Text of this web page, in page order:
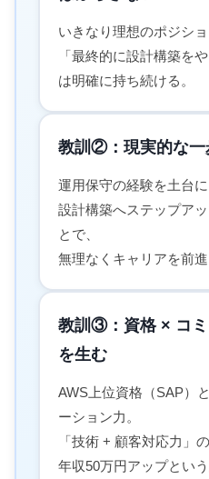
いきなり理想のポジシ
「最終的に設計構築を
は明確に持ち続ける。
教訓②：現実的な一
運用保守の経験を土台に
設計構築へステップア
とで、
無理なくキャリアを前進
教訓③：資格 × コ
を生む
AWS上位資格（SAP）
ーション力。
「技術 + 顧客対応力」
年収50万円アップとい